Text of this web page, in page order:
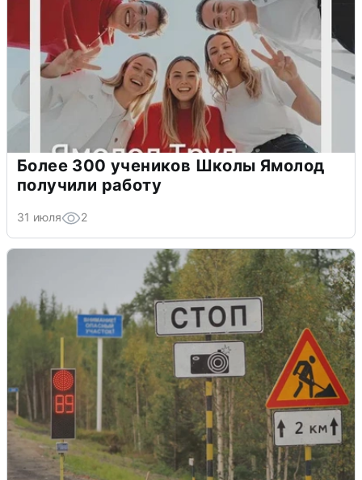
Более 300 учеников Школы Ямолод
получили работу
31 июля 2